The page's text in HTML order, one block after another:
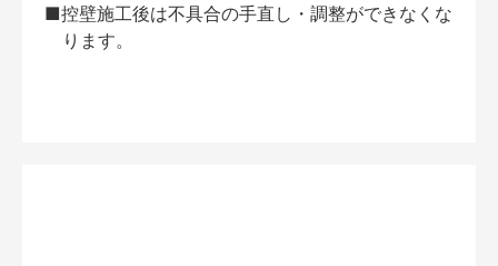
■控壁施工後は不具合の手直し・調整ができなくな
ります。